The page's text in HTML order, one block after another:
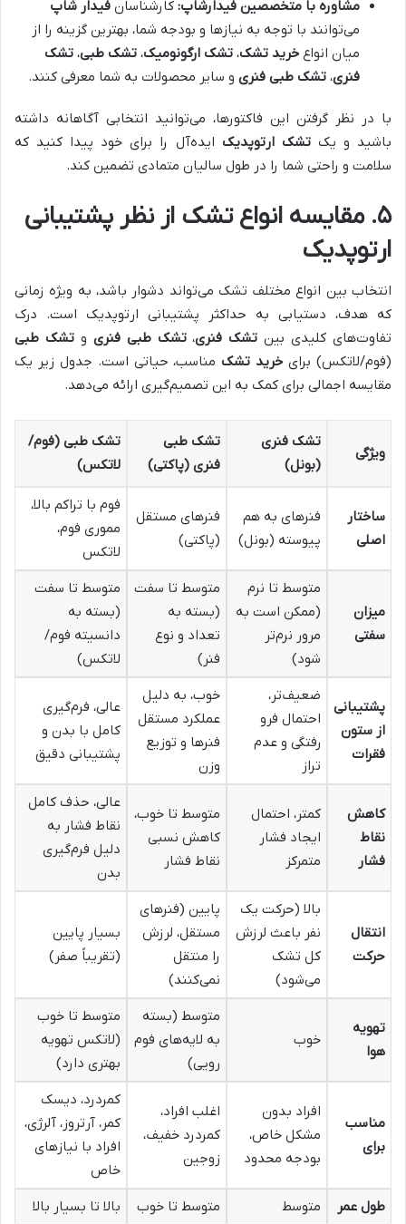
مشاوره با متخصصین فیدارشاپ: کارشناسان فیدار شاپ
می‌توانند با توجه به نیازها و بودجه شما، بهترین گزینه را از
میان انواع خرید تشک، تشک ارگونومیک، تشک طبی، تشک
فنری، تشک طبی فنری و سایر محصولات به شما معرفی کنند.
با در نظر گرفتن این فاکتورها، می‌توانید انتخابی آگاهانه داشته
باشید و یکتشک ارتوپدیک ایده‌آل را برای خود پیدا کنید که
سلامت و راحتی شما را در طول سالیان متمادی تضمین کند.
۵. مقایسه انواع تشک از نظر پشتیبانی
ارتوپدیک
انتخاب بین انواع مختلف تشک می‌تواند دشوار باشد، به ویژه زمانی
که هدف، دستیابی به حداکثر پشتیبانی ارتوپدیک است. درک
تفاوت‌های کلیدی بین تشک فنری،تشک طبی فنری وتشک طبی
(فوم/لاتکس) برای خرید تشک مناسب، حیاتی است. جدول زیر یک
مقایسه اجمالی برای کمک به این تصمیم‌گیری ارائه می‌دهد.
ویژگی
تشک فنری
(بونل)
تشک طبی
فنری (پاکتی)
تشک طبی (فوم/
لاتکس)
ساختار
اصلی
فنرهای به هم
پیوسته (بونل)
فنرهای مستقل
(پاکتی)
فوم با تراکم بالا،
مموری فوم،
لاتکس
میزان
سفتی
متوسط تا نرم
(ممکن است به
مرور نرم‌تر
شود)
متوسط تا سفت
(بسته به
تعداد و نوع
فنر)
متوسط تا سفت
(بسته به
دانسیته فوم/
لاتکس)
پشتیبانی
از ستون
فقرات
ضعیف‌تر،
احتمال فرو
رفتگی و عدم
تراز
خوب، به دلیل
عملکرد مستقل
فنرها و توزیع
وزن
عالی، فرم‌گیری
کامل با بدن و
پشتیبانی دقیق
کاهش
نقاط
فشار
کمتر، احتمال
ایجاد فشار
متمرکز
متوسط تا خوب،
کاهش نسبی
نقاط فشار
عالی، حذف کامل
نقاط فشار به
دلیل فرم‌گیری
بدن
انتقال
حرکت
بالا (حرکت یک
نفر باعث لرزش
کل تشک
می‌شود)
پایین (فنرهای
مستقل، لرزش
را منتقل
نمی‌کنند)
بسیار پایین
(تقریباً صفر)
تهویه
هوا
خوب
متوسط (بسته
به لایه‌های فوم
رویی)
متوسط تا خوب
(لاتکس تهویه
بهتری دارد)
مناسب
برای
افراد بدون
مشکل خاص،
بودجه محدود
اغلب افراد،
کمردرد خفیف،
زوجین
کمردرد، دیسک
کمر، آرتروز، آلرژی،
افراد با نیازهای
خاص
طول عمر
متوسط متوسط تا خوب بالا تا بسیار بالا